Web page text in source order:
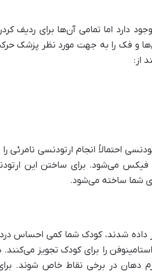
دارد اما تمامی آن‌ها برای ردیف
و فک را به جهت مورد نظر پزشک
از:
احتمالاً انجام ارتودنسی نامرئی
می‌شود. برای ساختن این
شما ساخته می‌شود.
داده شدند، کودک شما کمی احساس
را برای کودک تجویز
در برخی نقاط خاص شوند.